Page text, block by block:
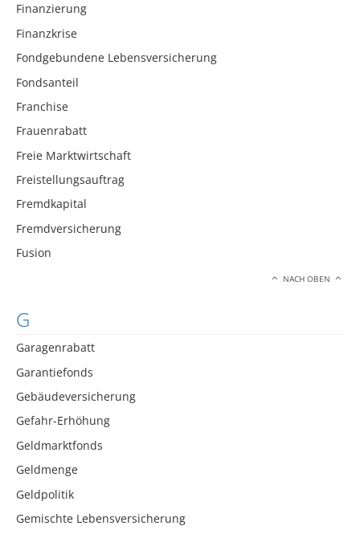
Finanzierung
Finanzkrise
Fondgebundene Lebensversicherung
Fondsanteil
Franchise
Frauenrabatt
Freie Marktwirtschaft
Freistellungsauftrag
Fremdkapital
Fremdversicherung
Fusion
NACH OBEN
G
Garagenrabatt
Garantiefonds
Gebäudeversicherung
Gefahr-Erhöhung
Geldmarktfonds
Geldmenge
Geldpolitik
Gemischte Lebensversicherung